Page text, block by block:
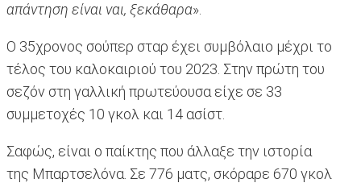
απάντηση είναι ναι, ξεκάθαρα».
Ο 35χρονος σούπερ σταρ έχει συμβόλαιο μέχρι το
τέλος του καλοκαιριού του 2023. Στην πρώτη του
σεζόν στη γαλλική πρωτεύουσα είχε σε 33
συμμετοχές 10 γκολ και 14 ασίστ.
Σαφώς, είναι ο παίκτης που άλλαξε την ιστορία
της Μπαρτσελόνα. Σε 776 ματς, σκόραρε 670 γκολ